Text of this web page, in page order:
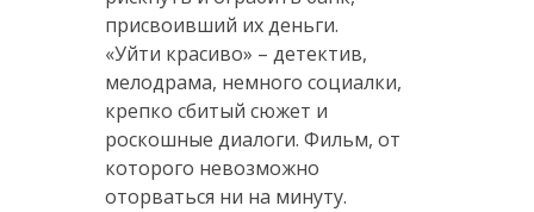
присвоивший их деньги.
«Уйти красиво» – детектив,
мелодрама, немного социалки,
крепко сбитый сюжет и
роскошные диалоги. Фильм, от
которого невозможно
оторваться ни на минуту.